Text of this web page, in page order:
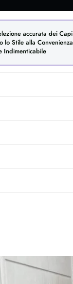
accurata dei
lo Stile alla
Indimenticabile